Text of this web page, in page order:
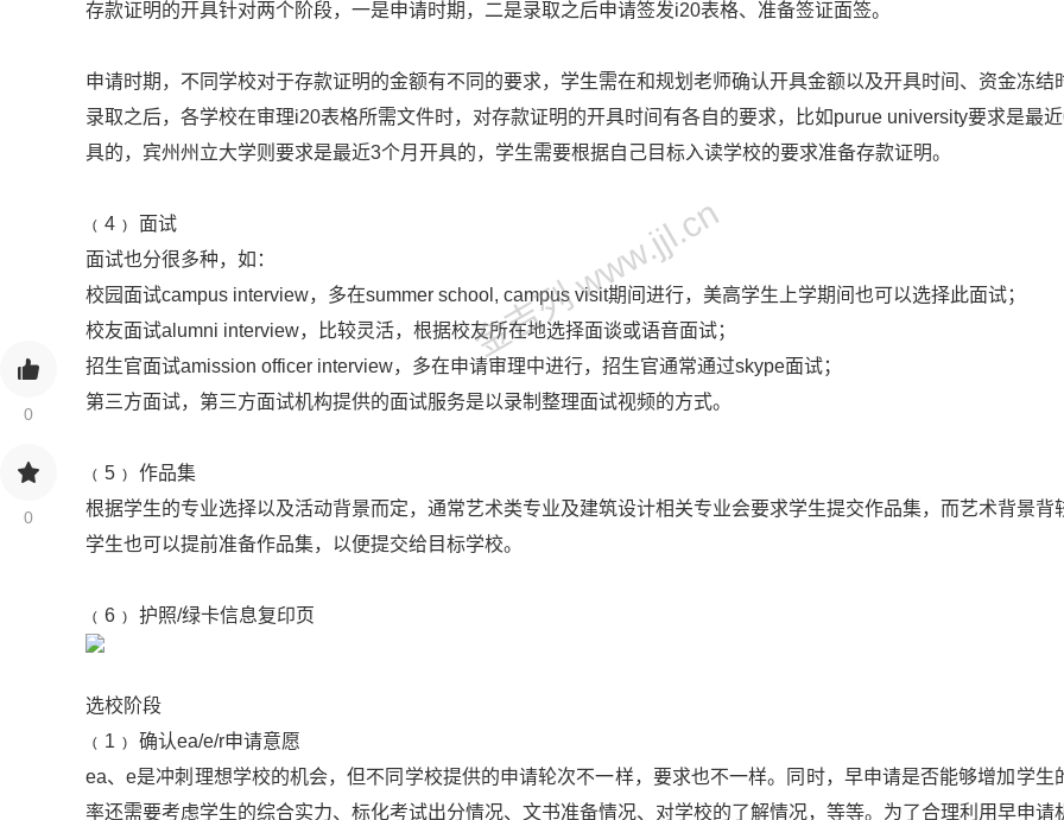
0
0
存款证明的开具针对两个阶段，一是申请时期，二是录取之后申请签发i20表格、准备签证面签。
申请时期，不同学校对于存款证明的金额有不同的要求，学生需在和规划老师确认开具金额以及开具时间、资金冻结
录取之后，各学校在审理i20表格所需文件时，对存款证明的开具时间有各自的要求，比如purue university要求是最
具的，宾州州立大学则要求是最近3个月开具的，学生需要根据自己目标入读学校的要求准备存款证明。
﹙4﹚ 面试
面试也分很多种，如：
校园面试campus interview，多在summer school, campus visit期间进行，美高学生上学期间也可以选择此面试；
校友面试alumni interview，比较灵活，根据校友所在地选择面谈或语音面试；
招生官面试amission officer interview，多在申请审理中进行，招生官通常通过skype面试；
第三方面试，第三方面试机构提供的面试服务是以录制整理面试视频的方式。
﹙5﹚ 作品集
根据学生的专业选择以及活动背景而定，通常艺术类专业及建筑设计相关专业会要求学生提交作品集，而艺术背景背
学生也可以提前准备作品集，以便提交给目标学校。
﹙6﹚ 护照/绿卡信息复印页
选校阶段
﹙1﹚ 确认ea/e/r申请意愿
ea、e是冲刺理想学校的机会，但不同学校提供的申请轮次不一样，要求也不一样。同时，早申请是否能够增加学生
率还需要考虑学生的综合实力、标化考试出分情况、文书准备情况、对学校的了解情况，等等。为了合理利用早申请
金吉列 www.jjl.cn